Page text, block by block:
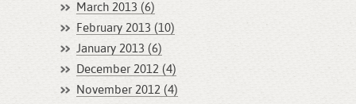
March 2013 (6)
February 2013 (10)
January 2013 (6)
December 2012 (4)
November 2012 (4)